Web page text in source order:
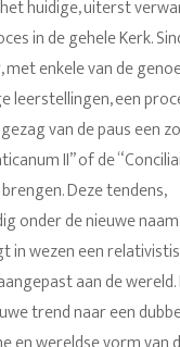
huidige, uiterst
in de gehele Kerk.
met enkele van de
leerstellingen, een
van de paus een
II” of de
Deze tendens,
onder de nieuwe
in wezen een
aan de
trend naar een